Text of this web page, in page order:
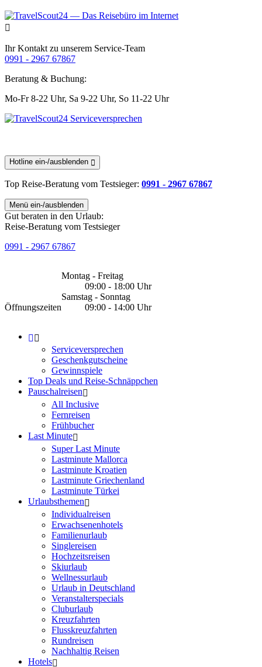
Ihr Kontakt zu unserem Service-Team
0991 - 2967 67867
Beratung & Buchung:
Mo-Fr 8-22 Uhr, Sa 9-22 Uhr, So 11-22 Uhr
Hotline ein-/ausblenden
Top Reise-Beratung vom Testsieger: 0991 - 2967 67867
Menü ein-/ausblenden
Gut beraten in den Urlaub:
Reise-Beratung vom Testsieger
0991 - 2967 67867
Öffnungszeiten
Montag - Freitag
09:00 - 18:00 Uhr
Samstag - Sonntag
09:00 - 14:00 Uhr
Serviceversprechen
Geschenkgutscheine
Gewinnspiele
Top Deals und Reise-Schnäppchen
Pauschalreisen
All Inclusive
Fernreisen
Frühbucher
Last Minute
Super Last Minute
Lastminute Mallorca
Lastminute Kroatien
Lastminute Griechenland
Lastminute Türkei
Urlaubsthemen
Individualreisen
Erwachsenenhotels
Familienurlaub
Singlereisen
Hochzeitsreisen
Skiurlaub
Wellnessurlaub
Urlaub in Deutschland
Veranstalterspecials
Cluburlaub
Kreuzfahrten
Flusskreuzfahrten
Rundreisen
Nachhaltig Reisen
Hotels